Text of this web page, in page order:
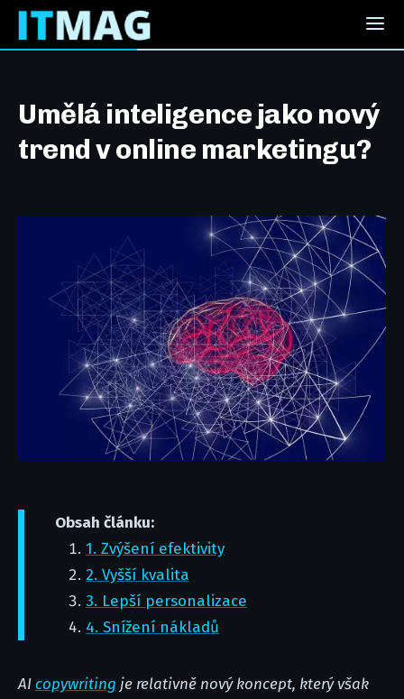
Umělá inteligence jako nový
trend v online marketingu?
Obsah článku:
1. Zvýšení efektivity
2. Vyšší kvalita
3. Lepší personalizace
4. Snížení nákladů
AI copywriting je relativně nový koncept, který však